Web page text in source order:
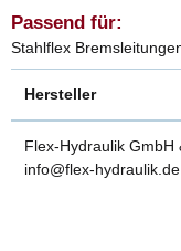
Passend für:
Stahlflex
Hersteller
Flex-Hydraulik
info@flex-hydraulik.de